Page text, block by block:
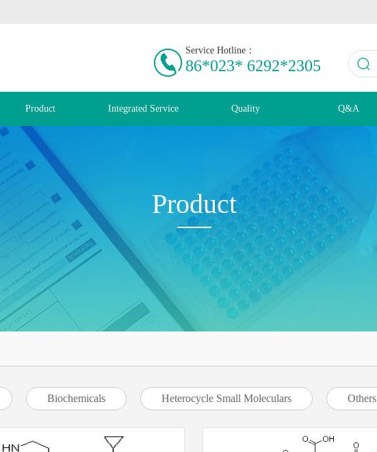
Service Hotline：
86*023* 6292*2305
Product Integrated Service Quality Q&A
Product
Biochemicals Heterocycle Small Moleculars Others